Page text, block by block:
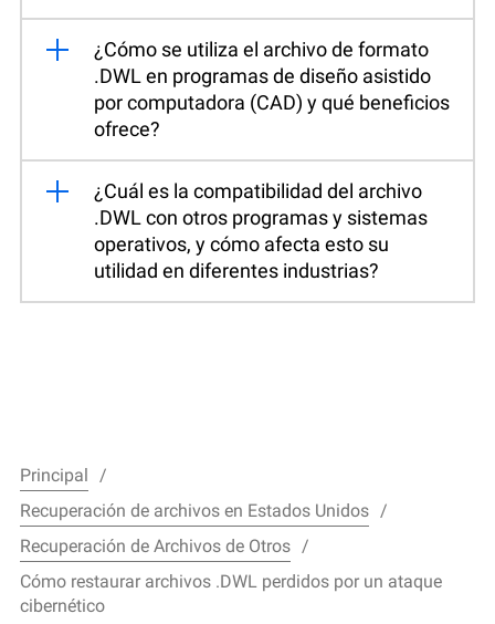
¿Cómo se utiliza el archivo de formato
.DWL en programas de diseño asistido
por computadora (CAD) y qué beneficios
ofrece?
¿Cuál es la compatibilidad del archivo
.DWL con otros programas y sistemas
operativos, y cómo afecta esto su
utilidad en diferentes industrias?
Principal
Recuperación de archivos en Estados Unidos
Recuperación de Archivos de Otros
Cómo restaurar archivos .DWL perdidos por un ataque
cibernético